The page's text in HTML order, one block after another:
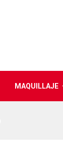
MAQUILLAJE